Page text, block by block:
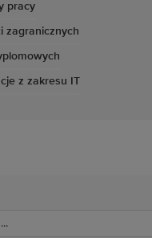
pracy
zagranicznych
z zakresu IT